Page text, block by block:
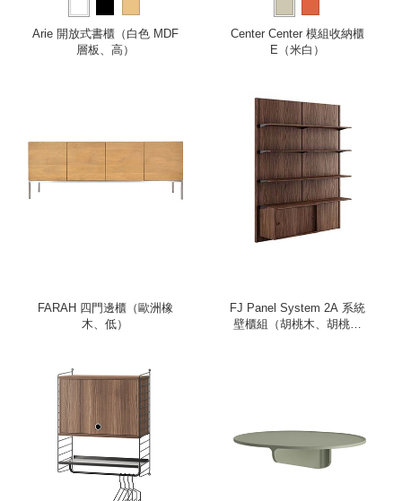
Arie 開放式書櫃（白色 MDF
層板、高）
Center Center 模組收納櫃
E（米白）
FARAH 四門邊櫃（歐洲橡
木、低）
FJ Panel System 2A 系統
壁櫃組（胡桃木、胡桃木